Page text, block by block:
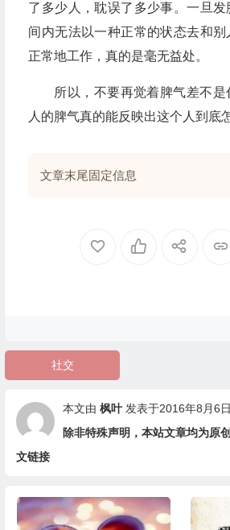
了多少人，耽误了多少事。一旦
间内无法以一种正常的状态去和
正常地工作，真的是毫无益处。
所以，不要再觉着脾气差不
人的脾气真的能反映出这个人到底
文章末尾固定信息
社交
本文由枫叶 发表于2016年8月6
除非特殊声明，本站文章均为原
文链接